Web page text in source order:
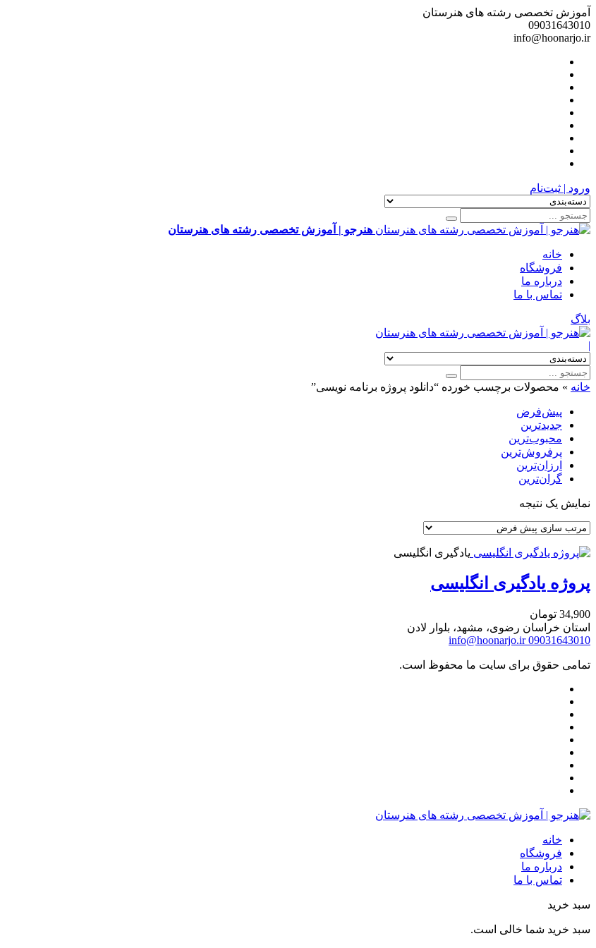
آموزش تخصصی رشته های هنرستان
09031643010
info@hoonarjo.ir
ورود | ثبت‌نام
هنرجو | آموزش تخصصی رشته های هنرستان
خانه
فروشگاه
درباره ما
تماس با ما
بلاگ
|
خانه » محصولات برچسب خورده “دانلود پروژه برنامه نویسی”
پیش‌فرض
جدیدترین
محبوب‌ترین
پرفروش‌ترین
ارزان‌ترین
گران‌ترین
نمایش یک نتیجه
یادگیری انگلیسی
پروژه یادگیری انگلیسی
34,900 تومان
استان خراسان رضوی، مشهد، بلوار لادن
09031643010
info@hoonarjo.ir
تمامی حقوق برای سایت ما محفوظ است.
خانه
فروشگاه
درباره ما
تماس با ما
سبد خرید
سبد خرید شما خالی است.